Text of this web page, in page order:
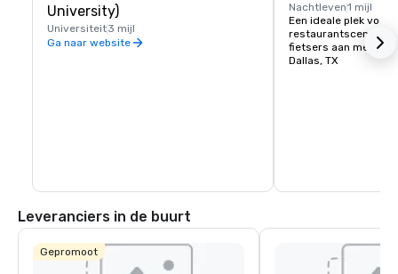
University)
Universiteit3 mijl
Ga naar website
Nachtleven1 mijl
Een ideale plek voor
restaurantscene.
fietsers aan met de
Dallas, TX
Leveranciers in de buurt
Gepromoot